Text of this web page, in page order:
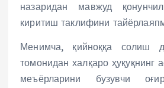
назаридан мавжуд
киритиш таклифини
Менимча, қийноққа солиш
томонидан халқаро ҳуқуқнинг
меъёрларини бузувчи